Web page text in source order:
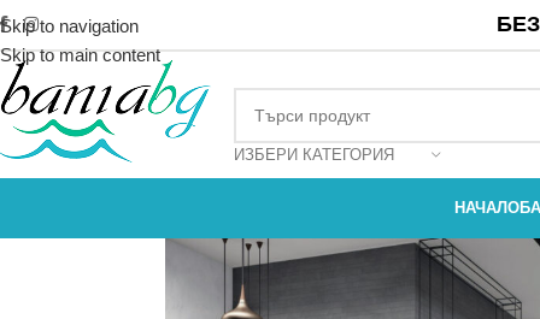
Skip to navigation
Skip to main content
ИЗБЕРИ КАТЕГОРИЯ
НАЧАЛО